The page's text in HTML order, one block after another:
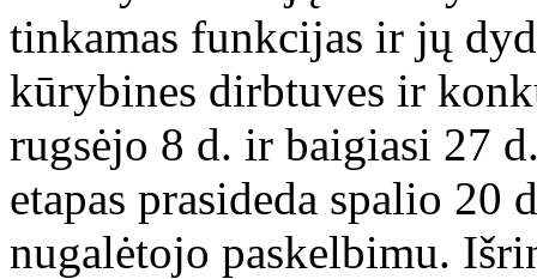
tinkamas funkcijas ir jų
kūrybines dirbtuves ir
rugsėjo 8 d. ir baigiasi 27
etapas prasideda spalio
nugalėtojo paskelbimu.